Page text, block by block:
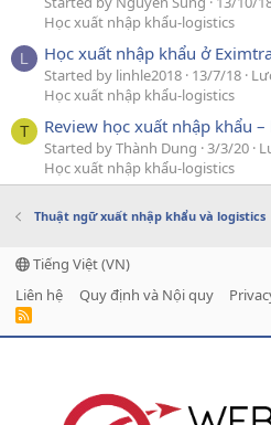
Học xuất nhập khẩu-logistics
L Học xuất nhập khẩu ở
Started by linhle2018 13/7/18
Học xuất nhập khẩu-logistics
T Review học xuất nhập khẩu
Started by Thành Dung 3/3/20
Học xuất nhập khẩu-logistics
Thuật ngữ xuất nhập khẩu và logistics
Tiếng Việt (VN)
Liên hệ
Quy định và Nội quy
R